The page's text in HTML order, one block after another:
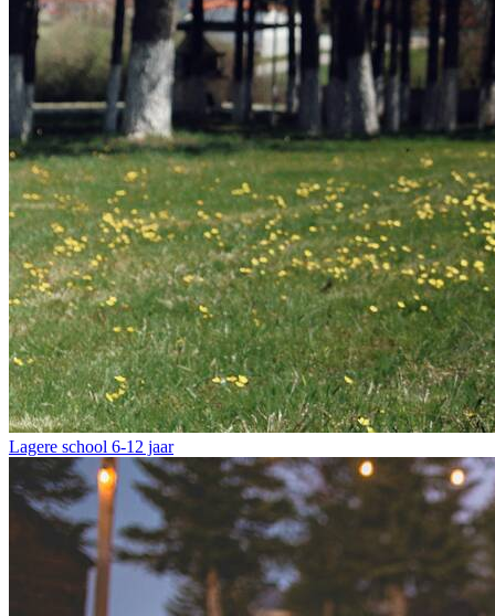
Lagere school 6-12 jaar